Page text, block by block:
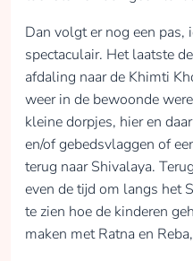
Dan volgt er nog een pas,
spectaculair. Het laatste
afdaling naar de Khimti
weer in de bewoonde
kleine dorpjes, hier en
en/of gebedsvlaggen of
terug naar Shivalaya.
even de tijd om langs het
te zien hoe de kinderen
maken met Ratna en